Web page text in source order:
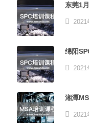
东莞1
2021
绵阳
2021
湘潭
2021